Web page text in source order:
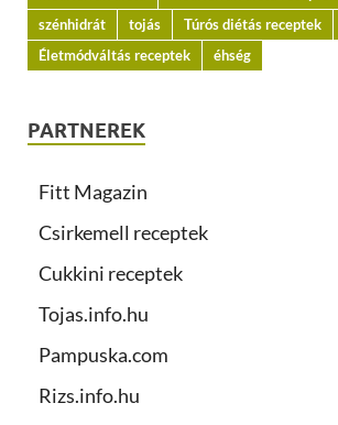
szénhidrát
tojás Túrós diétás receptek
Életmódváltás receptek
éhség
PARTNEREK
Fitt Magazin
Csirkemell receptek
Cukkini receptek
Tojas.info.hu
Pampuska.com
Rizs.info.hu